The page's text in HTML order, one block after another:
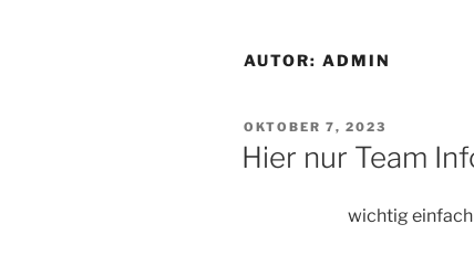
AUTOR: ADMIN
VERÖFFENTLICHT
AM
OKTOBER 7, 2023
Hier nur Team
wichtig